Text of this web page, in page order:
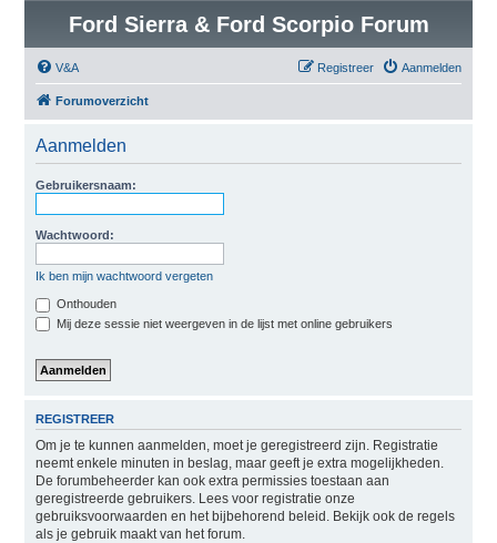
Ford Sierra & Ford Scorpio Forum
V&A Aanmelden
Registreer
Forumoverzicht
Aanmelden
Gebruikersnaam:
Wachtwoord:
Ik ben mijn wachtwoord vergeten
Onthouden
Mij deze sessie niet weergeven in de lijst met online gebruikers
REGISTREER
Om je te kunnen aanmelden, moet je geregistreerd zijn. Registratie
neemt enkele minuten in beslag, maar geeft je extra mogelijkheden.
De forumbeheerder kan ook extra permissies toestaan aan
geregistreerde gebruikers. Lees voor registratie onze
gebruiksvoorwaarden en het bijbehorend beleid. Bekijk ook de regels
als je gebruik maakt van het forum.